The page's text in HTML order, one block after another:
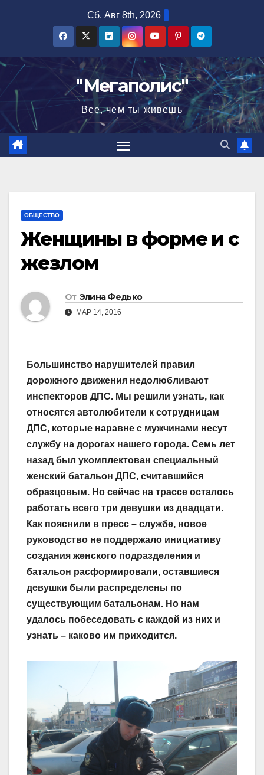
Сб. Авг 8th, 2026
"Мегаполис"
Все, чем ты живешь
ОБЩЕСТВО
Женщины в форме и с
жезлом
От Элина Федько
МАР 14, 2016
Большинство нарушителей правил
дорожного движения недолюбливают
инспекторов ДПС. Мы решили узнать, как
относятся автолюбители к сотрудницам
ДПС, которые наравне с мужчинами несут
службу на дорогах нашего города. Семь лет
назад был укомплектован специальный
женский батальон ДПС, считавшийся
образцовым. Но сейчас на трассе осталось
работать всего три девушки из двадцати.
Как пояснили в пресс – службе, новое
руководство не поддержало инициативу
создания женского подразделения и
батальон расформировали, оставшиеся
девушки были распределены по
существующим батальонам. Но нам
удалось побеседовать с каждой из них и
узнать – каково им приходится.